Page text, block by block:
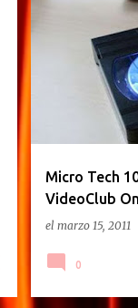
Micro Tech
VideoClub
el marzo 15, 2011
0